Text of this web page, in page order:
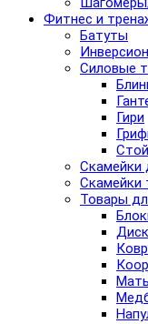
Фитнес и
Батуты
Силовые
Гири
Скамейки
Скамейки
Товары